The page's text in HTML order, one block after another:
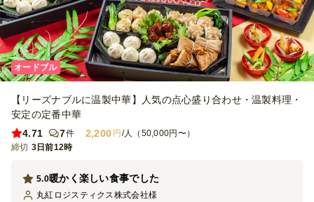
オードブル
【リーズナブルに温製中華】人気の点心盛り合わせ・温製料理・
安定の定番中華
4.71
7件 2,200 円 /人（50,000円〜）
締切 3日前12時
暖かく楽しい食事でした
5.0
丸紅ロジスティクス株式会社様